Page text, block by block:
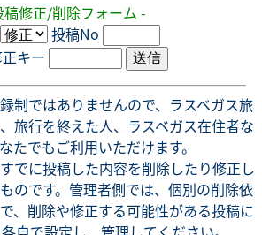
稿修正/削除フォーム -
投稿No
キー
制ではありませんので、ラスベガス旅
旅行を終えた人、ラスベガス在住者な
たでもご利用いただけます。
でに投稿した内容を削除したり修正し
のです。管理者側では、個別の削除依
、削除や修正する可能性がある投稿に